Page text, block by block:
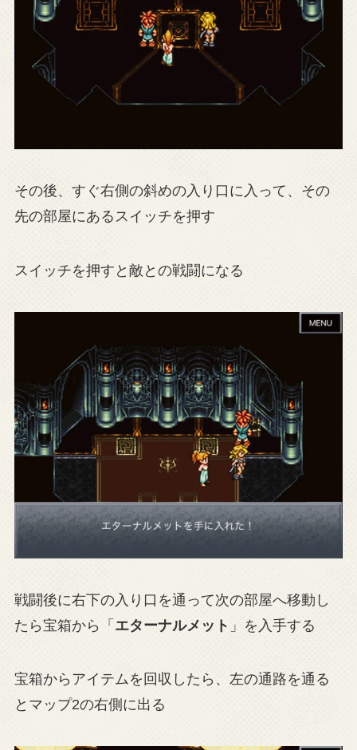
その後、すぐ右側の斜めの入り口に入って、その
先の部屋にあるスイッチを押す
スイッチを押すと敵との戦闘になる
戦闘後に右下の入り口を通って次の部屋へ移動し
たら宝箱から「 エターナルメット 」を入手する
宝箱からアイテムを回収したら、左の通路を通る
とマップ2の右側に出る